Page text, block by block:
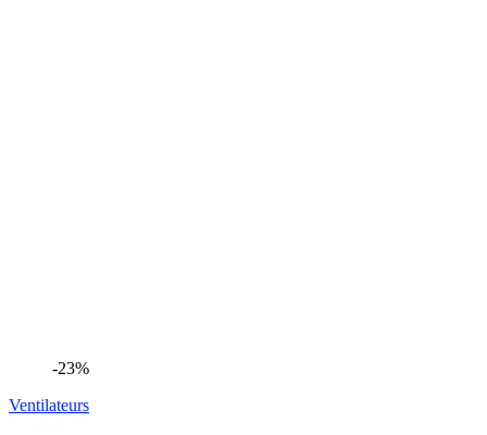
-23%
Ventilateurs